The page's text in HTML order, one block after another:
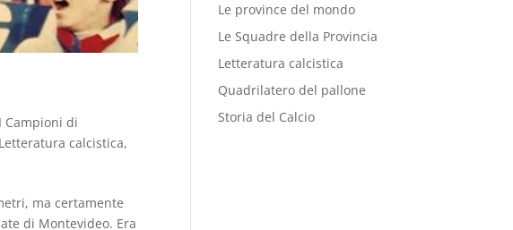
I Campioni di
Letteratura calcistica,
ma certamente
di Montevideo. Era
Le province del mondo
Le Squadre della Provincia
Letteratura calcistica
Quadrilatero del pallone
Storia del Calcio